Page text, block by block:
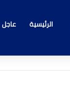
الرئيسية عاجل